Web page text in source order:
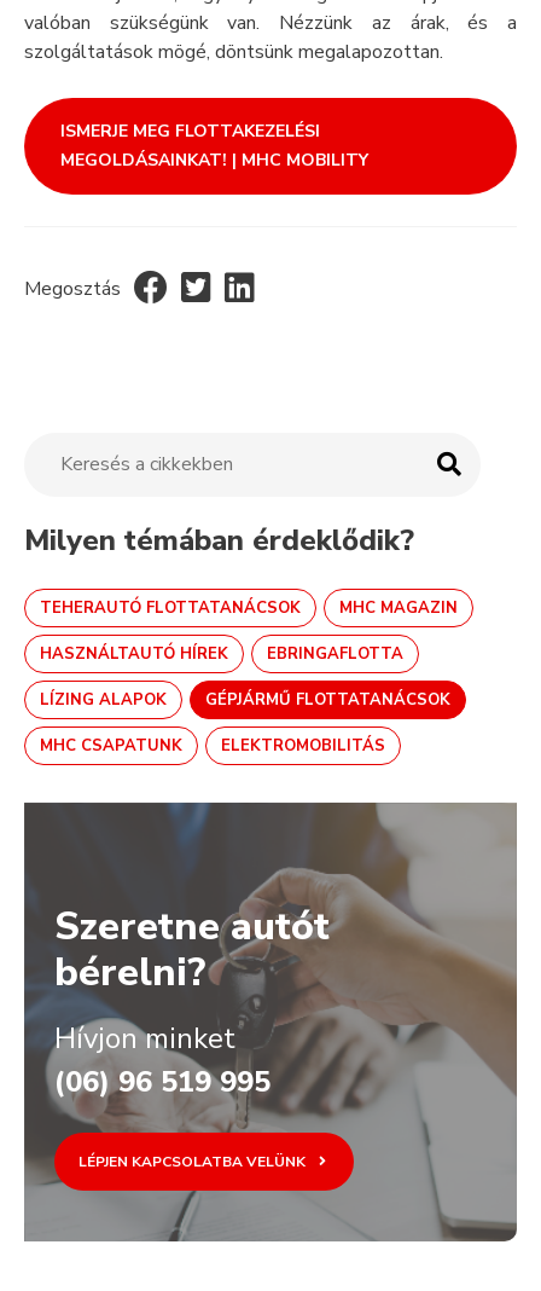
valóban szükségünk van. Nézzünk az árak, és a
szolgáltatások mögé, döntsünk megalapozottan.
ISMERJE MEG FLOTTAKEZELÉSI
MEGOLDÁSAINKAT! | MHC MOBILITY
Megosztás
Milyen témában érdeklődik?
TEHERAUTÓ FLOTTATANÁCSOK MHC MAGAZIN
HASZNÁLTAUTÓ HÍREK EBRINGAFLOTTA
LÍZING ALAPOK GÉPJÁRMŰ FLOTTATANÁCSOK
MHC CSAPATUNK ELEKTROMOBILITÁS
Szeretne autót
bérelni?
Hívjon minket
(06) 96 519 995
LÉPJEN KAPCSOLATBA VELÜNK